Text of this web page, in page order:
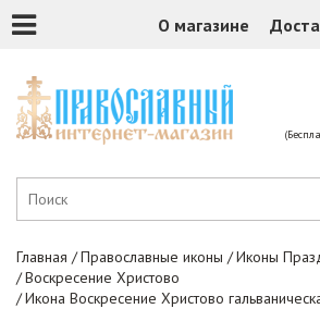
О магазине
Главная Православные иконы
Иконы
Воскресение Христово
Икона Воскресение Христово